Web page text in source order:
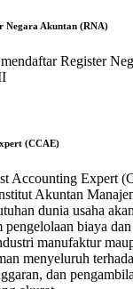
Negara Akuntan (RNA)
Register
(CCAE)
Accounting Expert
Akuntan
dunia usaha
biaya
manufaktur
menyeluruh
dan